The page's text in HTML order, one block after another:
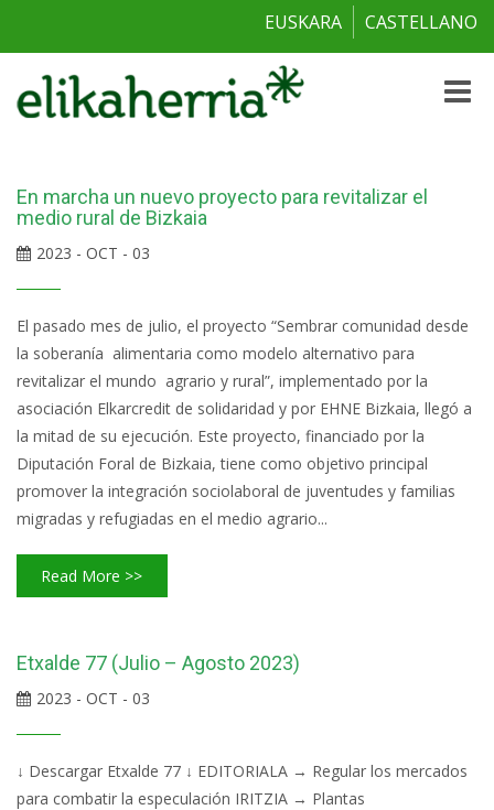
EUSKARA CASTELLANO
Toggle
En marcha un nuevo proyecto para revitalizar el
medio rural de Bizkaia
2023 - OCT - 03
El pasado mes de julio, el proyecto “Sembrar comunidad desde
la soberanía alimentaria como modelo alternativo para
revitalizar el mundo agrario y rural”, implementado por la
asociación Elkarcredit de solidaridad y por EHNE Bizkaia, llegó a
la mitad de su ejecución. Este proyecto, financiado por la
Diputación Foral de Bizkaia, tiene como objetivo principal
promover la integración sociolaboral de juventudes y familias
migradas y refugiadas en el medio agrario...
Read More >>
Etxalde 77 (Julio – Agosto 2023)
2023 - OCT - 03
↓ Descargar Etxalde 77 ↓ EDITORIALA → Regular los mercados
para combatir la especulación IRITZIA → Plantas